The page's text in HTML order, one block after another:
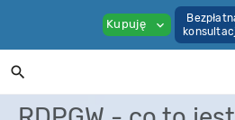
Kupuję expand_more
search